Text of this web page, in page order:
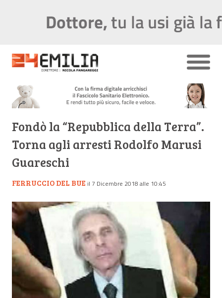
Fondò la “Repubblica della Terra”.
Torna agli arresti Rodolfo Marusi
Guareschi
FERRUCCIO DEL BUE il 7 Dicembre 2018 alle 10:45